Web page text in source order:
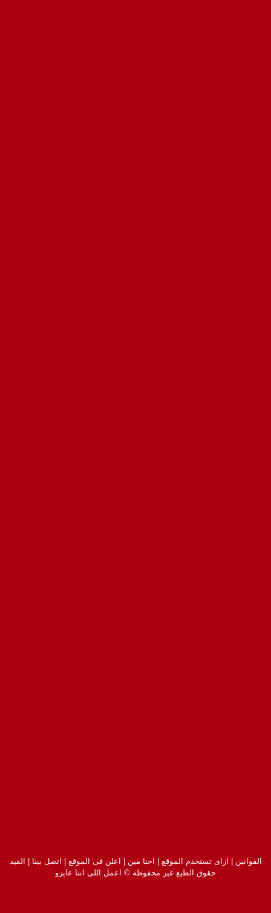
القوانين | ازاى تستخدم الموقع | احنا مين | اعلن فى الموقع | اتصل بينا | الفيد
حقوق الطبع غير محفوظه © اعمل اللى انتا عايزو